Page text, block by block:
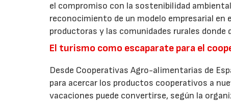
el compromiso con la sostenibilidad
reconocimiento de un modelo empresarial
productoras y las comunidades rurales donde
El turismo como escaparate para el
Desde Cooperativas Agro-alimentarias de
para acercar los productos cooperativos a
vacaciones puede convertirse, según la